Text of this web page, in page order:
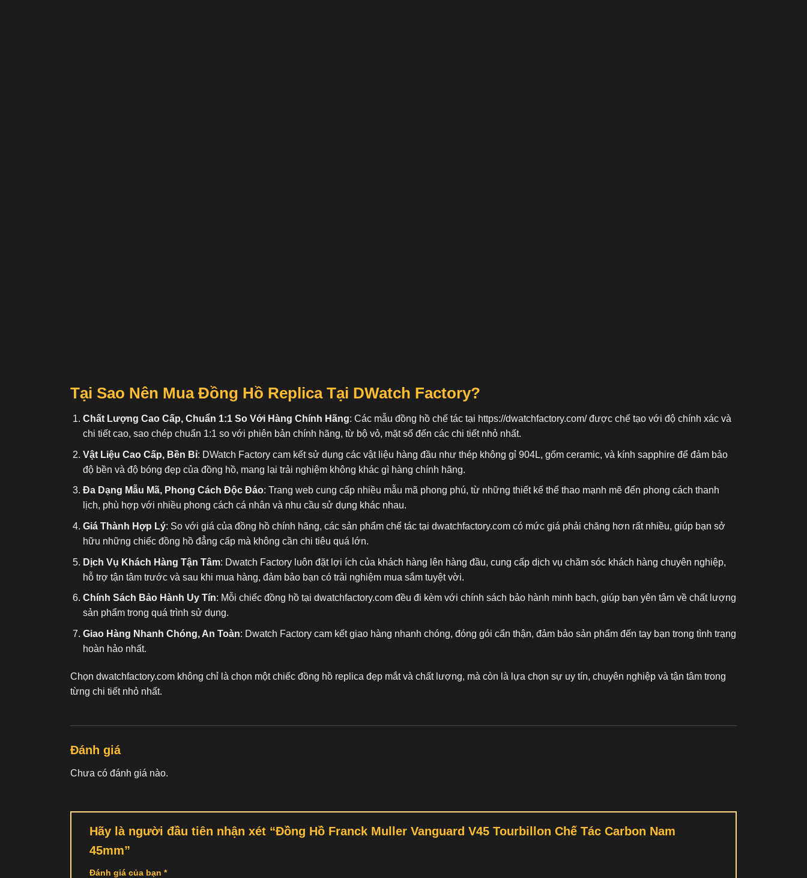
Tại Sao Nên Mua Đồng Hồ Replica Tại DWatch Factory?
Chất Lượng Cao Cấp, Chuẩn 1:1 So Với Hàng Chính Hãng: Các mẫu đồng hồ chế tác tại https://dwatchfactory.com/được chế tạo với độ chính xác và
chi tiết cao, sao chép chuẩn 1:1 so với phiên bản chính hãng, từ bộ vỏ, mặt số đến các chi tiết nhỏ nhất.
Vật Liệu Cao Cấp, Bền Bỉ: DWatch Factory cam kết sử dụng các vật liệu hàng đầu như thép không gỉ 904L, gốm ceramic, và kính sapphire để đảm bảo
độ bền và độ bóng đẹp của đồng hồ, mang lại trải nghiệm không khác gì hàng chính hãng.
Đa Dạng Mẫu Mã, Phong Cách Độc Đáo: Trang web cung cấp nhiều mẫu mã phong phú, từ những thiết kế thể thao mạnh mẽ đến phong cách thanh
lịch, phù hợp với nhiều phong cách cá nhân và nhu cầu sử dụng khác nhau.
Giá Thành Hợp Lý: So với giá của đồng hồ chính hãng, các sản phẩm chế tác tại dwatchfactory.com có mức giá phải chăng hơn rất nhiều, giúp bạn sở
hữu những chiếc đồng hồ đẳng cấp mà không cần chi tiêu quá lớn.
Dịch Vụ Khách Hàng Tận Tâm: Dwatch Factory luôn đặt lợi ích của khách hàng lên hàng đầu, cung cấp dịch vụ chăm sóc khách hàng chuyên nghiệp,
hỗ trợ tận tâm trước và sau khi mua hàng, đảm bảo bạn có trải nghiệm mua sắm tuyệt vời.
Chính Sách Bảo Hành Uy Tín: Mỗi chiếc đồng hồ tại dwatchfactory.com đều đi kèm với chính sách bảo hành minh bạch, giúp bạn yên tâm về chất lượng
sản phẩm trong quá trình sử dụng.
Giao Hàng Nhanh Chóng, An Toàn: Dwatch Factory cam kết giao hàng nhanh chóng, đóng gói cẩn thận, đảm bảo sản phẩm đến tay bạn trong tình trạng
hoàn hảo nhất.
Chọn dwatchfactory.com không chỉ là chọn một chiếc đồng hồ replica đẹp mắt và chất lượng, mà còn là lựa chọn sự uy tín, chuyên nghiệp và tận tâm trong
từng chi tiết nhỏ nhất.
Đánh giá
Chưa có đánh giá nào.
Hãy là người đầu tiên nhận xét “Đồng Hồ Franck Muller Vanguard V45 Tourbillon Chế Tác Carbon Nam
45mm”
Đánh giá của bạn *